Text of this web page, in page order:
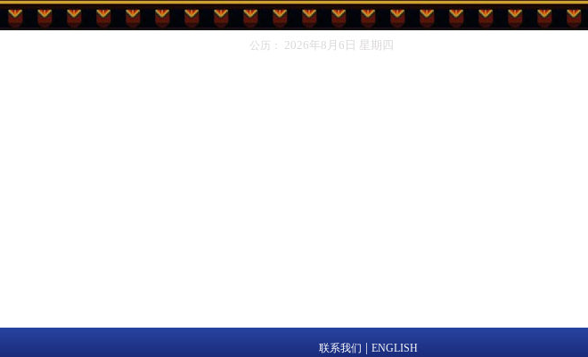
公历： 2026年8月6日 星期四
联系我们 ENGLISH